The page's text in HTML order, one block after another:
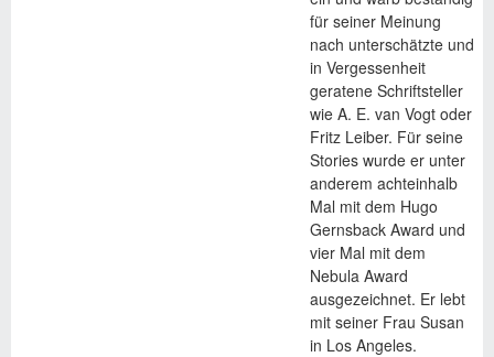
für seiner Meinung
nach unterschätzte und
in Vergessenheit
geratene Schriftsteller
wie A. E. van Vogt oder
Fritz Leiber. Für seine
Stories wurde er unter
anderem achteinhalb
Mal mit dem Hugo
Gernsback Award und
vier Mal mit dem
Nebula Award
ausgezeichnet. Er lebt
mit seiner Frau Susan
in Los Angeles.